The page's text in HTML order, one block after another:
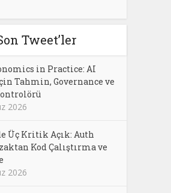
Tweet’ler
in Practice: AI
Tahmin, Governance ve
2026
Üç Kritik Açık: Auth
Kod Çalıştırma ve
2026